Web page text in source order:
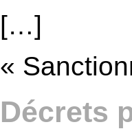
[…]
«
Décrets